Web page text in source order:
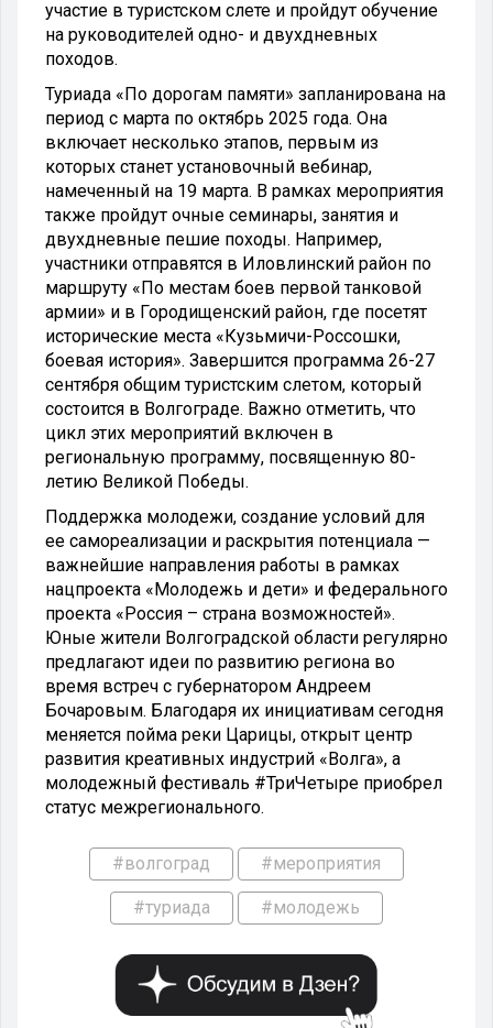
участие в туристском слете и пройдут обучение
на руководителей одно- и двухдневных
походов.
Туриада «По дорогам памяти» запланирована на
период с марта по октябрь 2025 года. Она
включает несколько этапов, первым из
которых станет установочный вебинар,
намеченный на 19 марта. В рамках мероприятия
также пройдут очные семинары, занятия и
двухдневные пешие походы. Например,
участники отправятся в Иловлинский район по
маршруту «По местам боев первой танковой
армии» и в Городищенский район, где посетят
исторические места «Кузьмичи-Россошки,
боевая история». Завершится программа 26-27
сентября общим туристским слетом, который
состоится в Волгограде. Важно отметить, что
цикл этих мероприятий включен в
региональную программу, посвященную 80-
летию Великой Победы.
Поддержка молодежи, создание условий для
ее самореализации и раскрытия потенциала —
важнейшие направления работы в рамках
нацпроекта «Молодежь и дети» и федерального
проекта «Россия – страна возможностей».
Юные жители Волгоградской области регулярно
предлагают идеи по развитию региона во
время встреч с губернатором Андреем
Бочаровым. Благодаря их инициативам сегодня
меняется пойма реки Царицы, открыт центр
развития креативных индустрий «Волга», а
молодежный фестиваль #ТриЧетыре приобрел
статус межрегионального.
#волгоград #мероприятия
#туриада #молодежь